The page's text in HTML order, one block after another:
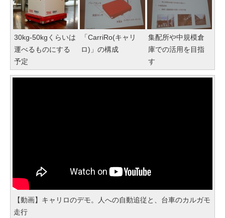
30kg-50kgくらいは
運べるものにする
予定
「CarriRo(キャリ
ロ)」の構成
集配所や中規模倉
庫での活用を目指
す
【動画】キャリロのデモ。人への自動追従と、台車のカルガモ
走行